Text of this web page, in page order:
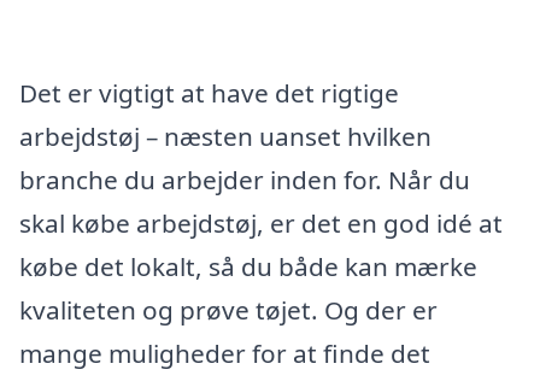
Det er vigtigt at have det rigtige
arbejdstøj – næsten uanset hvilken
branche du arbejder inden for. Når du
skal købe arbejdstøj, er det en god idé at
købe det lokalt, så du både kan mærke
kvaliteten og prøve tøjet. Og der er
mange muligheder for at finde det